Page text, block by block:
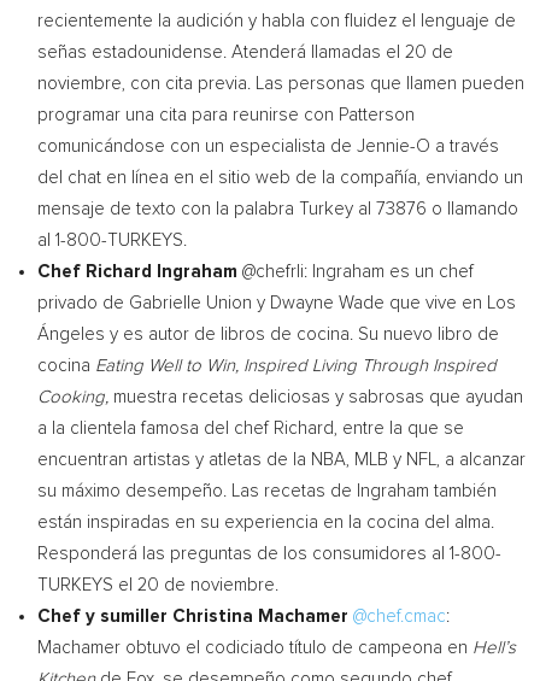
recientemente la audición y habla con fluidez el lenguaje de
señas estadounidense. Atenderá llamadas el 20 de
noviembre, con cita previa. Las personas que llamen pueden
programar una cita para reunirse con Patterson
comunicándose con un especialista de Jennie-O a través
del chat en línea en el sitio web de la compañía, enviando un
mensaje de texto con la palabra
Turkey al 73876 o llamando
al 1-800-TURKEYS.
Chef Richard Ingraham @chefrli: Ingraham es un chef
privado de Gabrielle Union y Dwayne Wade que vive en Los
Ángeles y es autor de libros de cocina. Su nuevo libro de
cocina Eating Well to Win, Inspired Living Through Inspired
Cooking, muestra recetas deliciosas y sabrosas que ayudan
a la clientela famosa del chef Richard, entre la que se
encuentran artistas y atletas de la NBA, MLB y NFL, a alcanzar
su máximo desempeño. Las recetas de Ingraham también
están inspiradas en su experiencia en la cocina del alma.
Responderá las preguntas de los consumidores al 1-800-
TURKEYS el 20 de noviembre.
Chef y sumiller Christina Machamer @chef.cmac:
Machamer obtuvo el codiciado título de campeona en Hell’s